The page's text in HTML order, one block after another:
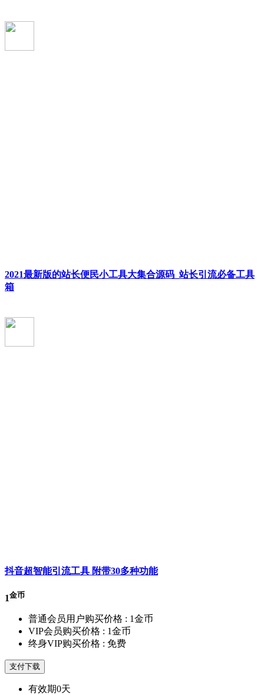
2021最新版的站长便民小工具大集合源码_站长引流必备工具
箱
抖音超智能引流工具 附带30多种功能
1金币
普通会员用户购买价格 : 1金币
VIP会员购买价格 : 1金币
终身VIP购买价格 : 免费
支付下载
有效期0天